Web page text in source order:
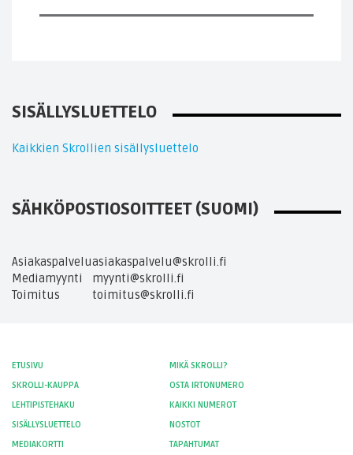
SISÄLLYSLUETTELO
Kaikkien Skrollien sisällysluettelo
SÄHKÖPOSTIOSOITTEET (SUOMI)
Asiakaspalveluasiakaspalvelu@skrolli.fi
Mediamyynti
myynti@skrolli.fi
Toimitus
toimitus@skrolli.fi
ETUSIVU
MIKÄ SKROLLI?
SKROLLI-KAUPPA
OSTA IRTONUMERO
LEHTIPISTEHAKU
KAIKKI NUMEROT
SISÄLLYSLUETTELO
NOSTOT
MEDIAKORTTI
TAPAHTUMAT